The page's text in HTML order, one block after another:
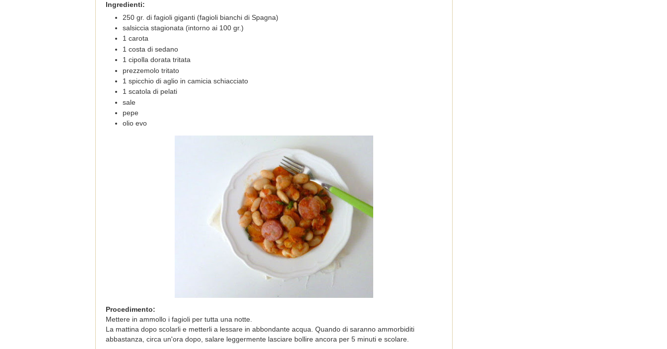
Ingredienti:
250 gr. di fagioli giganti (fagioli bianchi di Spagna)
salsiccia stagionata (intorno ai 100 gr.)
1 carota
1 costa di sedano
1 cipolla dorata tritata
prezzemolo tritato
1 spicchio di aglio in camicia schiacciato
1 scatola di pelati
sale
pepe
olio evo
Procedimento:
Mettere in ammollo i fagioli per tutta una notte.
La mattina dopo scolarli e metterli a lessare in abbondante acqua. Quando di saranno ammorbiditi
abbastanza, circa un'ora dopo, salare leggermente lasciare bollire ancora per 5 minuti e scolare.